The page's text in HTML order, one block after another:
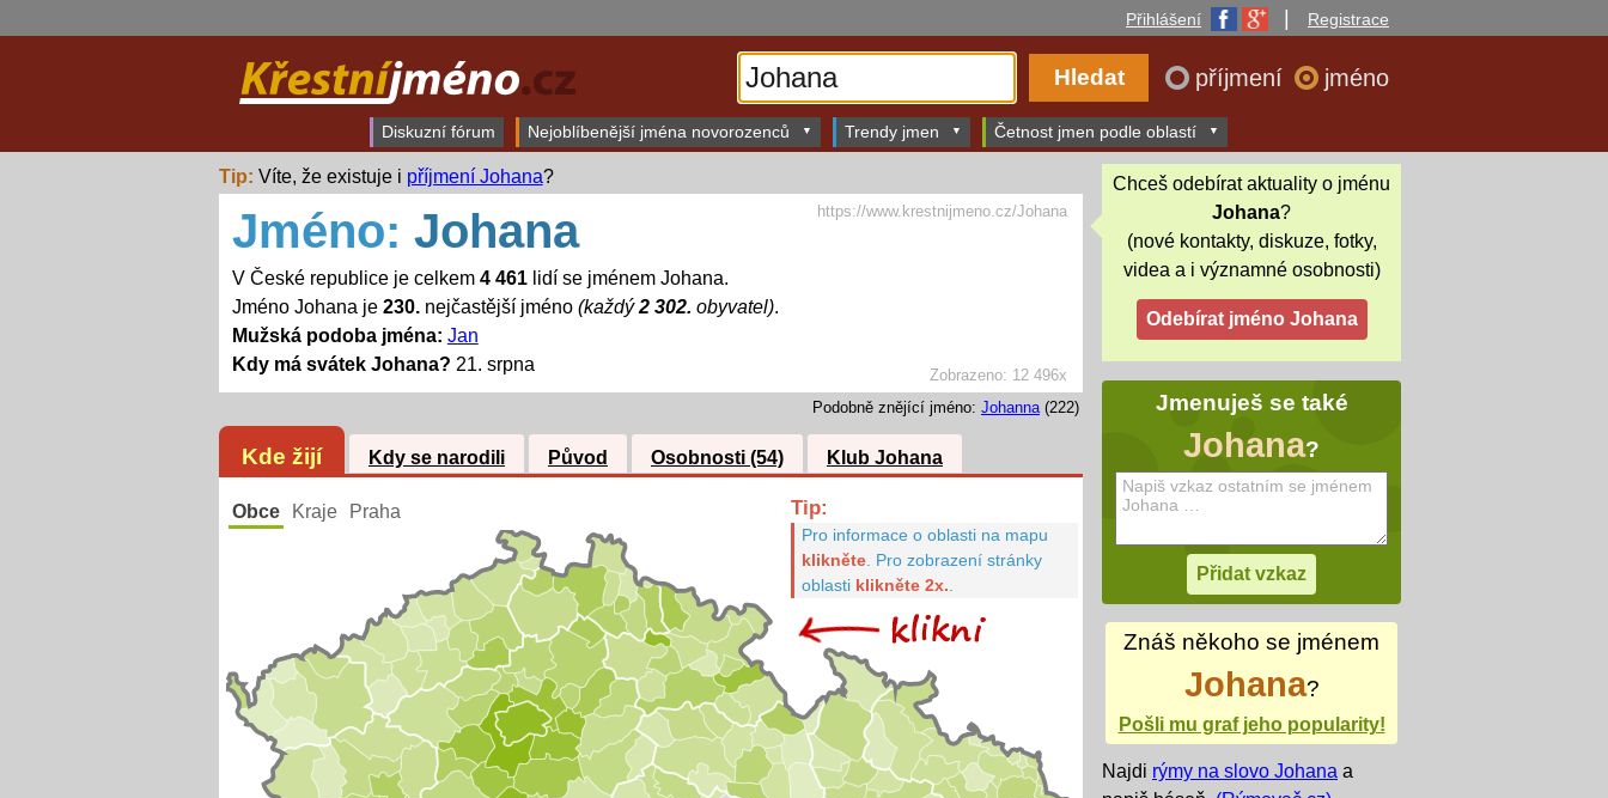
Přihlášení Registrace
příjmení jméno
Diskuzní fórum Nejoblíbenější jména novorozenců Trendy jmen Četnost jmen podle oblastí
Tip: Víte, že existuje i příjmení Johana?
Zobrazeno: 12 496x
Jméno: Johana
V České republice je celkem 4 461lidí se jménem Johana.
Jméno Johana je 230.nejčastější jméno (každý2 302. obyvatel).
Mužská podoba jména: Jan
Kdy má svátek Johana? 21. srpna
https://www.krestnijmeno.cz/Johana
Podobně znějící jméno: Johanna (222)
Kde žijí Kdy se narodili Původ Osobnosti (54) Klub Johana
Obce Kraje Praha Tip:
Pro informace o oblasti na mapu
klikněte. Pro zobrazení stránky
oblasti klikněte 2x..
Chceš odebírat aktuality o jménu
Johana?
(nové kontakty, diskuze, fotky,
videa a i významné osobnosti)
Jmenuješ se také
Johana?
Znáš někoho se jménem
Johana?
Pošli mu graf jeho popularity!
Najdi rýmy na slovo Johana a